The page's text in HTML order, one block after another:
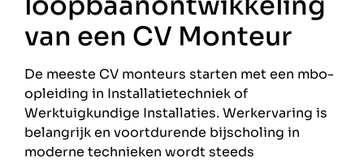
van een CV Monteur
De meeste CV monteurs starten met een mbo-
opleiding in Installatietechniek of
Werktuigkundige Installaties. Werkervaring is
belangrijk en voortdurende bijscholing in
moderne technieken wordt steeds